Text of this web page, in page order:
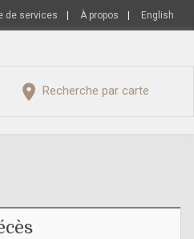
de services À propos English
Recherche par carte